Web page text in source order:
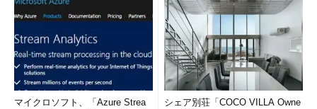
マイクロソフト、「Azure Strea
シェア別荘「COCO VILLA Owne